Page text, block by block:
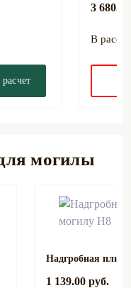
расчет
3
В
могилы
Надгробная
1 139.00 руб.